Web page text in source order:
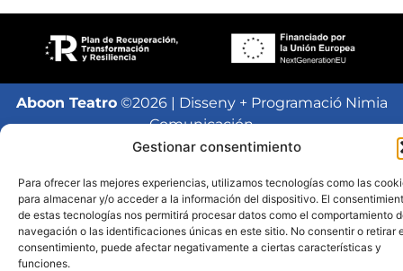
Gestionar consentimiento
Para ofrecer las mejores experiencias, utilizamos tecnologías como las
para almacenar y/o acceder a la información del dispositivo. El
de estas tecnologías nos permitirá procesar datos como el comportamiento
navegación o las identificaciones únicas en este sitio. No consentir o retirar
consentimiento, puede afectar negativamente a ciertas características y
funciones.
Aboon Teatro©2026 | Disseny + Programació Nimia
Comunicación